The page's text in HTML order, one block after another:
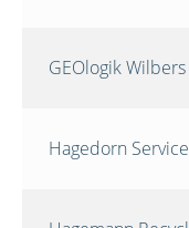
GEOlogik
Hagedorn